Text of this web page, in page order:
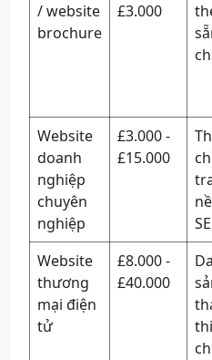
/ website
brochure
£3.000
Website
doanh
nghiệp
chuyên
nghiệp
£3.000 -
£15.000
Website
thương
mại điện
tử
£8.000 -
£40.000